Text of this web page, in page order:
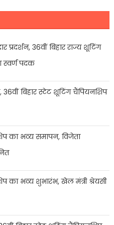
36वीं बिहार राज्य शूटिंग
स्वर्ण पदक
36वीं बिहार स्टेट शूटिंग चैंपियनशिप
का भव्य समापन, विजेता
का भव्य शुभारंभ, खेल मंत्री श्रेयसी